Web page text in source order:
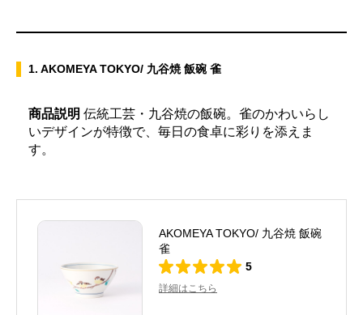
1. AKOMEYA TOKYO/ 九谷焼 飯碗 雀
商品説明 伝統工芸・九谷焼の飯碗。雀のかわいらし
いデザインが特徴で、毎日の食卓に彩りを添えま
す。
AKOMEYA TOKYO/ 九谷焼 飯碗
雀
5
詳細はこちら